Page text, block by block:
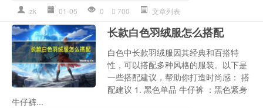
zk 01-05 0 700 文章列表
长款白色羽绒服怎么搭配
白色中长款羽绒服因其经典和百搭特
性，可以搭配多种风格的服装。以下是
一些搭配建议，帮助你打造时尚感： 搭
配建议 1. 黑色单品 牛仔裤 ：黑色紧身
牛仔裤...